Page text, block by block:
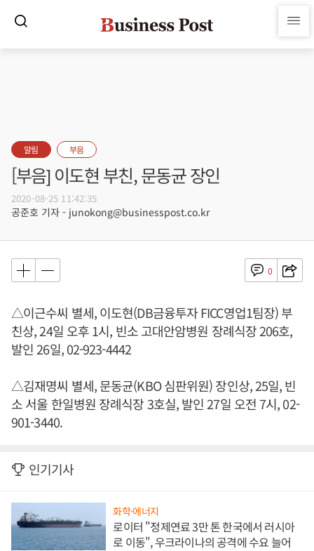
알림 부음
[부음] 이도현 부친, 문동균 장인
2020-08-25 11:42:35
공준호 기자 - junokong@businesspost.co.kr
0
△이근수씨 별세, 이도현(DB금융투자 FICC영업1팀장) 부
친상, 24일 오후 1시, 빈소 고대안암병원 장례식장 206호,
발인 26일, 02-923-4442
△김재명씨 별세, 문동균(KBO 심판위원) 장인상, 25일, 빈
소 서울 한일병원 장례식장 3호실, 발인 27일 오전 7시, 02-
901-3440.
인기기사
화학·에너지
로이터 "정제연료 3만 톤 한국에서 러시아
로 이동", 우크라이나의 공격에 수요 늘어